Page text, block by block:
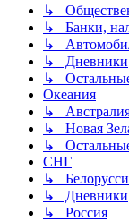
↳
↳ Банки,
↳
↳ Дневники
↳
Океания
↳
↳ Новая
↳
СНГ
↳
↳ Дневники
↳ Россия